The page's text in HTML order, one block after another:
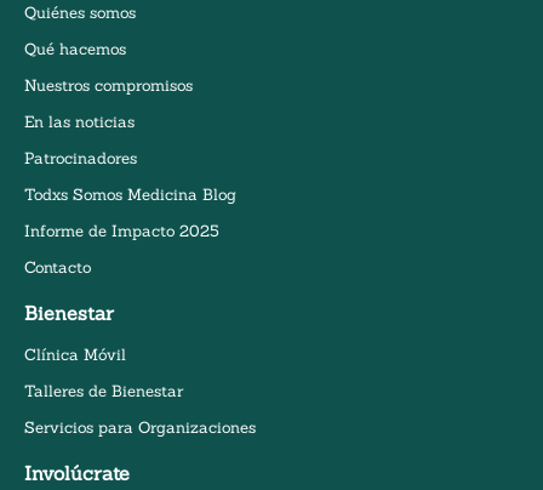
Quiénes somos
Qué hacemos
Nuestros compromisos
En las noticias
Patrocinadores
Todxs Somos Medicina Blog
Informe de Impacto 2025
Contacto
Bienestar
Clínica Móvil
Talleres de Bienestar
Servicios para Organizaciones
Involúcrate